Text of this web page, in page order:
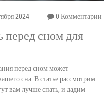
2024 0 Комментарии
перед сном для
перед сном может
сна. В статье рассмотрим
вам лучше спать, и дадим